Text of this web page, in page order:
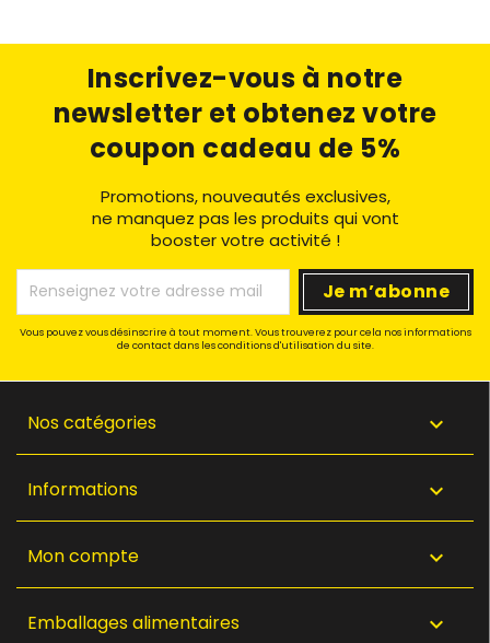
Inscrivez-vous à notre
newsletter et obtenez votre
coupon cadeau de 5%
Promotions, nouveautés exclusives,
ne manquez pas les produits qui vont
booster votre activité !
Vous pouvez vous désinscrire à tout moment. Vous trouverez pour cela nos informations
de contact dans les conditions d'utilisation du site.
Nos catégories 
Informations 
Mon compte 
Emballages alimentaires 